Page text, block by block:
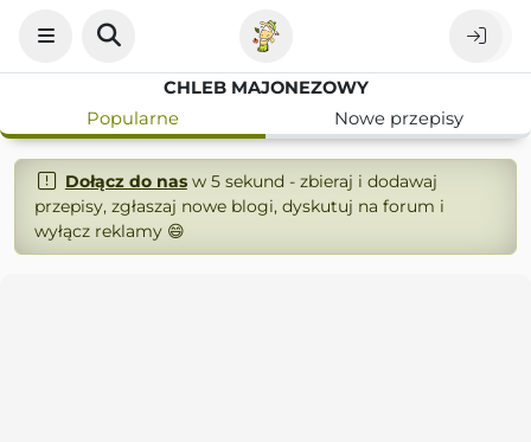
CHLEB MAJONEZOWY
Popularne
Nowe przepisy
Dołącz do nasw 5 sekund - zbieraj i dodawaj
przepisy, zgłaszaj nowe blogi, dyskutuj na forum i
wyłącz reklamy 😄